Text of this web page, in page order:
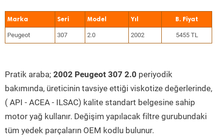
Marka Seri Model Yıl
Peugeot 307 2.0 2002 5455 TL
Pratik araba; 2002 Peugeot 307 2.0 periyodik
bakımında, üreticinin tavsiye ettiği viskotize değerlerinde,
( API - ACEA - ILSAC) kalite standart belgesine sahip
motor yağ kullanır. Değişim yapılacak filtre gurubundaki
tüm yedek parçaların OEM kodlu bulunur.